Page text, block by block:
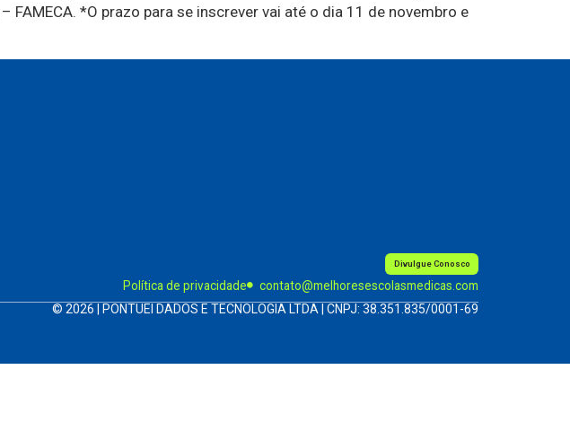
*O prazo para se inscrever vai até o dia 11 de novembro e
Divulgue Conosco
Política de privacidade
contato@melhoresescolasmedicas.com
© 2026 | PONTUEI DADOS E TECNOLOGIA LTDA | CNPJ: 38.351.835/0001-69